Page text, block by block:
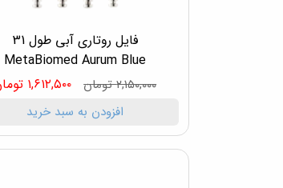
فایل روتاری آبی طول 31
MetaBiomed Aurum Blue
۲,۱۵۰,۰۰۰ تومان ۱,۶۱۲,۵۰۰ تومان
افزودن به سبد خرید